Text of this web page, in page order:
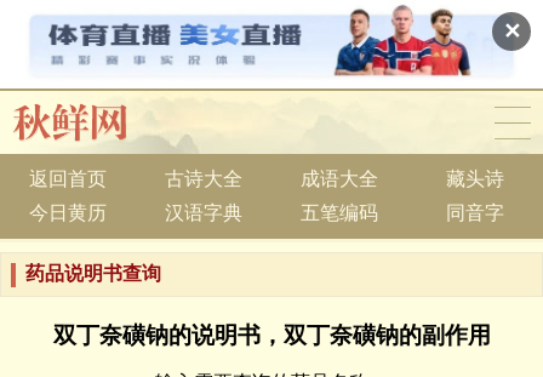
✕
返回首页 古诗大全 成语大全
藏头诗
今日黄历
汉语字典 五笔编码 同音字
药品说明书查询
双丁奈磺钠的说明书，双丁奈磺钠的副作用